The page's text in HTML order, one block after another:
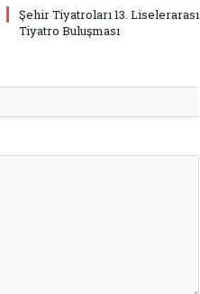
Şehir Tiyatroları 13. Liselerarası
Tiyatro Buluşması